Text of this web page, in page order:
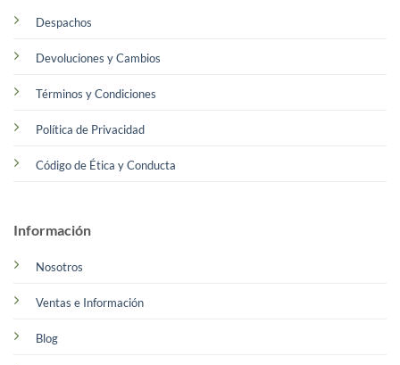
Despachos
Devoluciones y Cambios
Términos y Condiciones
Política de Privacidad
Código de Ética y Conducta
Información
Nosotros
Ventas e Información
Blog